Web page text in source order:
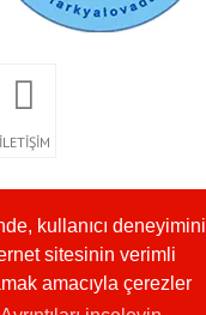
kullanıcı deneyimini
sitesinin verimli
amacıyla çerezler
İLETİŞİM